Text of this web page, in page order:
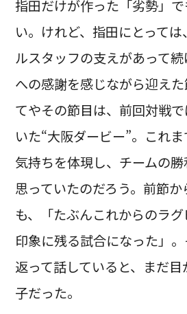
指田だけが作った「劣勢」
い。けれど、指田にとって
ルスタッフの支えがあって
への感謝を感じながら迎え
てやその節目は、前回対戦
いた“大阪ダービー”。これ
気持ちを体現し、チームの
思っていたのだろう。前節
も、「たぶんこれからのラ
印象に残る試合になった」
返って話していると、まだ
子だった。